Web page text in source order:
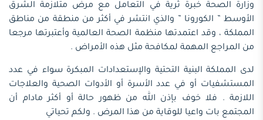
وزارة الصحة خبرة ثرية في التعامل مع مرض متلازمة الشرق
الأوسط ” الكورونا ” والذي انتشر في أكثر من منطقة من مناطق
المملكة ، وقد اعتمدتها منظمة الصحة العالمية وأعتبرتها مرجعا
من المراجع المهمة لمكافحة مثل هذه الأمراض .
لدى المملكة البنية التحتية والإستعدادات المبكرة سواء في عدد
المستشفيات أو في عدد الأسرة أو الأدوات الصحية والعلاجات
اللازمة . فلا خوف بإذن الله من ظهور حالة أو أكثر مادام أن
المجتمع بات واعيا للوقاية من هذا المرض . ولكم تحياتي